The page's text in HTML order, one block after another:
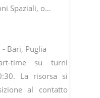
Spaziali, o…
Bari, Puglia
time su turni
La risorsa si
al contatto